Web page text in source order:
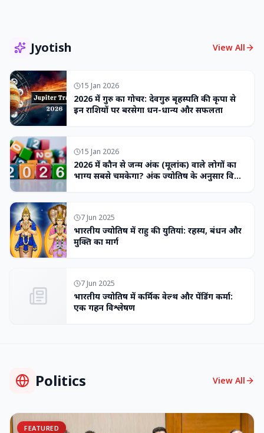
Jyotish View All
15 Jan 2026
2026 में गुरु का गोचर: देवगुरु बृहस्पति की कृपा से
इन राशियों पर बरसेगा धन-धान्य और सफलता
15 Jan 2026
2026 में कौन से जन्म अंक (मूलांक) वाले लोगों का
भाग्य सबसे चमकेगा? अंक ज्योतिष के अनुसार विशेष
7 Jun 2025
भारतीय ज्योतिष में राहु की युतियां: रहस्य, बंधन और
मुक्ति का मार्ग
7 Jun 2025
भारतीय ज्योतिष में कर्मिक वेल्थ और पेंडिंग कर्मा:
एक गहन विश्लेषण
Politics View All
FEATURED